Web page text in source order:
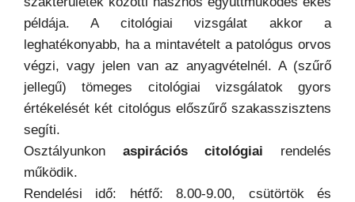
példája. A citológiai vizsgálat akkor a
leghatékonyabb, ha a mintavételt a patológus orvos
végzi, vagy jelen van az anyagvételnél. A (szűrő
jellegű) tömeges citológiai vizsgálatok gyors
értékelését két citológus előszűrő szakasszisztens
segíti.
Osztályunkon aspirációs citológiai rendelés
működik.
Rendelési idő: hétfő: 8.00-9.00, csütörtök és